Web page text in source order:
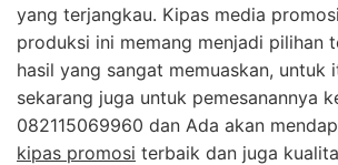
yang terjangkau. Kipas media
produksi ini memang menjadi pilihan
hasil yang sangat memuaskan, untuk
sekarang juga untuk pemesanannya
082115069960 dan Ada akan
kipas promosi terbaik dan juga